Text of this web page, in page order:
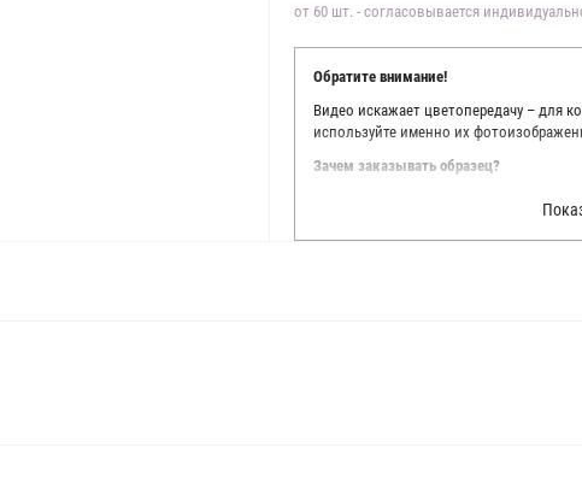
от 60 шт. - согласовывается
Обратите внимание!
Видео искажает цветопередачу – для
используйте именно их
Зачем заказывать образец?
Мы делаем все возможное, чтобы
Мы осматриваем и фотографируем
находить только правильные